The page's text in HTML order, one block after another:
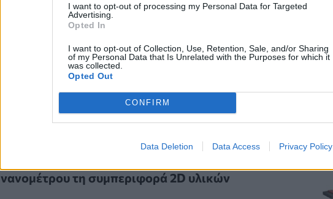
I want to opt-out of processing my Personal Data for Targeted
Advertising.
Opted In
I want to opt-out of Collection, Use, Retention, Sale, and/or Sharing
of my Personal Data that Is Unrelated with the Purposes for which it
was collected.
Opted Out
CONFIRM
Data Deletion Data Access Privacy Policy
Τελευταία άρθρα
νανομέτρου τη συμπεριφορά 2D υλικών